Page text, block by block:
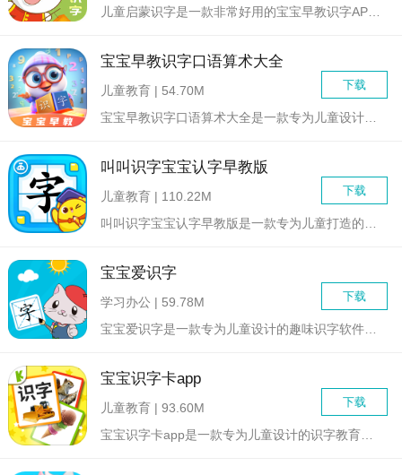
宝宝早教识字口语算术大全
下载
儿童教育 | 54.70M
叫叫识字宝宝认字早教版
下载
儿童教育 | 110.22M
宝宝爱识字
下载
学习办公 | 59.78M
宝宝识字卡app
下载
儿童教育 | 93.60M